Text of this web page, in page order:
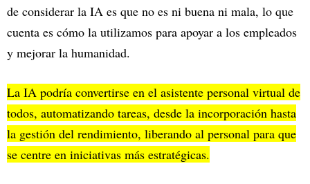
de considerar la IA es que no es ni buena ni mala, lo que
cuenta es cómo la utilizamos para apoyar a los empleados
y mejorar la humanidad.
La IA podría convertirse en el asistente personal virtual de
todos, automatizando tareas, desde la incorporación hasta
la gestión del rendimiento, liberando al personal para que
se centre en iniciativas más estratégicas.